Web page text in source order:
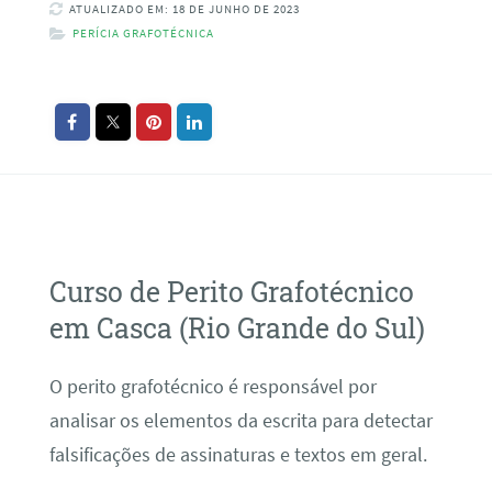
ATUALIZADO EM: 18 DE JUNHO DE 2023
PERÍCIA GRAFOTÉCNICA
Curso de Perito Grafotécnico
em Casca (Rio Grande do Sul)
O perito grafotécnico é responsável por
analisar os elementos da escrita para detectar
falsificações de assinaturas e textos em geral.